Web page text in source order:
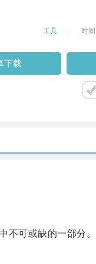
工具 时
下载
可或缺的一部分。